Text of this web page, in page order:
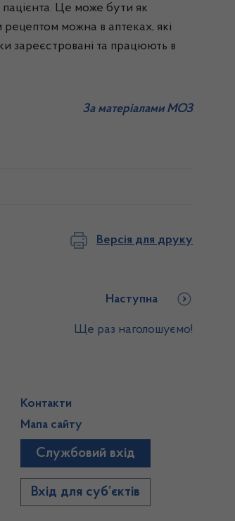
пацієнта. Це може бути як
рецептом можна в аптеках, які
зареєстровані та працюють в
За матеріалами МОЗ
Версія для друку
Наступна
Ще раз наголошуємо!
Контакти
Мапа сайту
Службовий вхід
Вхід для суб’єктів